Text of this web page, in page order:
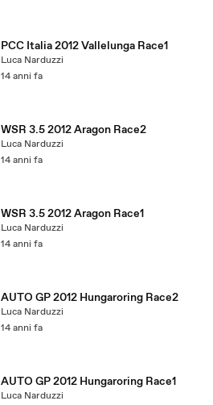
PCC Italia 2012 Vallelunga Race1
Luca Narduzzi
14 anni fa
WSR 3.5 2012 Aragon Race2
Luca Narduzzi
14 anni fa
WSR 3.5 2012 Aragon Race1
Luca Narduzzi
14 anni fa
AUTO GP 2012 Hungaroring Race2
Luca Narduzzi
14 anni fa
AUTO GP 2012 Hungaroring Race1
Luca Narduzzi